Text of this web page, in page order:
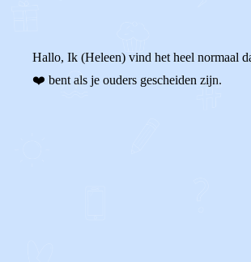
Hallo, Ik (Heleen) vind het heel normaal
❤️ bent als je ouders gescheiden zijn.